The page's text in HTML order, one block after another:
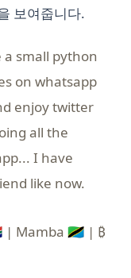
보여줍니다.
a small python
on whatsapp
enjoy twitter
all the
I have
like now.
| Mamba 🇹🇿 | ₿